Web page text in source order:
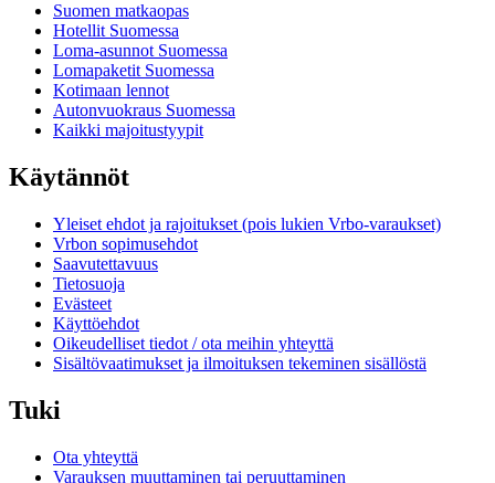
Suomen matkaopas
Hotellit Suomessa
Loma-asunnot Suomessa
Lomapaketit Suomessa
Kotimaan lennot
Autonvuokraus Suomessa
Kaikki majoitustyypit
Käytännöt
Yleiset ehdot ja rajoitukset (pois lukien Vrbo-varaukset)
Vrbon sopimusehdot
Saavutettavuus
Tietosuoja
Evästeet
Käyttöehdot
Oikeudelliset tiedot / ota meihin yhteyttä
Sisältövaatimukset ja ilmoituksen tekeminen sisällöstä
Tuki
Ota yhteyttä
Varauksen muuttaminen tai peruuttaminen